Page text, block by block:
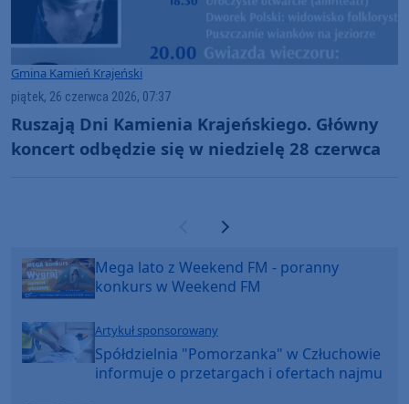
Gmina Kamień Krajeński
piątek, 26 czerwca 2026, 07:37
Ruszają Dni Kamienia Krajeńskiego. Główny
koncert odbędzie się w niedzielę 28 czerwca
Poprzednia strona
Następna strona
Mega lato z Weekend FM - poranny
konkurs w Weekend FM
Artykuł sponsorowany
Spółdzielnia "Pomorzanka" w Człuchowie
informuje o przetargach i ofertach najmu